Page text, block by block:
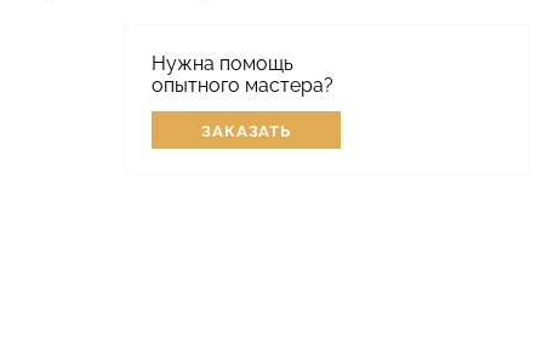
Нужна помощь
опытного мастера?
ЗАКАЗАТЬ